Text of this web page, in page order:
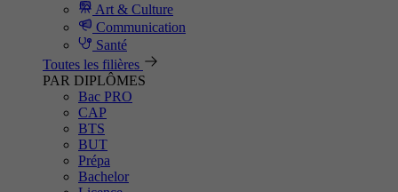
Art & Culture
Communication
Santé
Toutes les filières
PAR DIPLÔMES
Bac PRO
CAP
BTS
BUT
Prépa
Bachelor